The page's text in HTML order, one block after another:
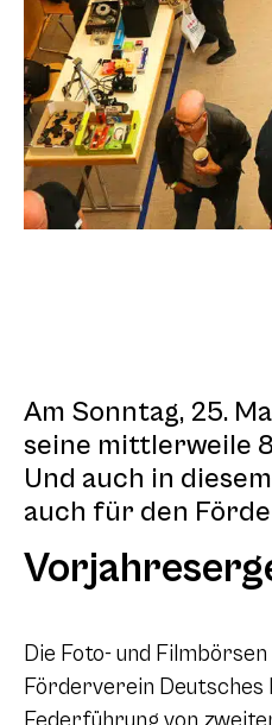
Am Sonntag, 25.
seine mittlerweile
Und auch in
auch für den
Die Foto- und
Förderverein Deutsches